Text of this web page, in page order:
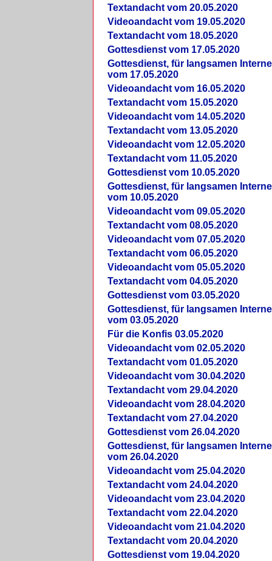
Textandacht vom 20.05.2020
Videoandacht vom 19.05.2020
Textandacht vom 18.05.2020
Gottesdienst vom 17.05.2020
Gottesdienst, für langsamen
vom 17.05.2020
Videoandacht vom 16.05.2020
Textandacht vom 15.05.2020
Videoandacht vom 14.05.2020
Textandacht vom 13.05.2020
Videoandacht vom 12.05.2020
Textandacht vom 11.05.2020
Gottesdienst vom 10.05.2020
Gottesdienst, für langsamen
vom 10.05.2020
Videoandacht vom 09.05.2020
Textandacht vom 08.05.2020
Videoandacht vom 07.05.2020
Textandacht vom 06.05.2020
Videoandacht vom 05.05.2020
Textandacht vom 04.05.2020
Gottesdienst vom 03.05.2020
Gottesdienst, für langsamen
vom 03.05.2020
Für die Konfis 03.05.2020
Videoandacht vom 02.05.2020
Textandacht vom 01.05.2020
Videoandacht vom 30.04.2020
Textandacht vom 29.04.2020
Videoandacht vom 28.04.2020
Textandacht vom 27.04.2020
Gottesdienst vom 26.04.2020
Gottesdienst, für langsamen
vom 26.04.2020
Videoandacht vom 25.04.2020
Textandacht vom 24.04.2020
Videoandacht vom 23.04.2020
Textandacht vom 22.04.2020
Videoandacht vom 21.04.2020
Textandacht vom 20.04.2020
Gottesdienst vom 19.04.2020